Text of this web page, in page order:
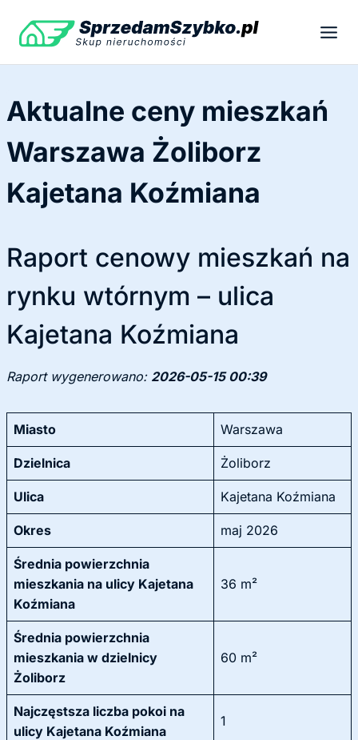
treści
Aktualne ceny mieszkań
Warszawa Żoliborz
Kajetana Koźmiana
Raport cenowy mieszkań na
rynku wtórnym – ulica
Kajetana Koźmiana
Raport wygenerowano: 2026-05-15 00:39
Miasto Warszawa
Dzielnica Żoliborz
Ulica Kajetana Koźmiana
Okres maj 2026
Średnia powierzchnia
mieszkania na ulicy Kajetana
Koźmiana
36 m²
Średnia powierzchnia
mieszkania w dzielnicy
Żoliborz
60 m²
Najczęstsza liczba pokoi na
ulicy Kajetana Koźmiana
1